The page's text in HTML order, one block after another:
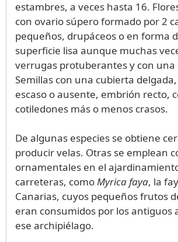
estambres, a veces hasta 16.
con ovario súpero formado por 2
pequeños, drupáceos o en forma
superficie lisa aunque muchas
verrugas protuberantes y con una
Semillas con una cubierta
escaso o ausente, embrión recto,
cotiledones más o menos crasos.
De algunas especies se obtiene
producir velas. Otras se emplean
ornamentales en el
carreteras, como Myrica faya, la
Canarias, cuyos pequeños frutos
eran consumidos por los antiguos
ese archipiélago.